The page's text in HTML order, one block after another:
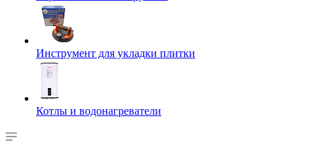
Инструмент для укладки плитки
Котлы и водонагреватели